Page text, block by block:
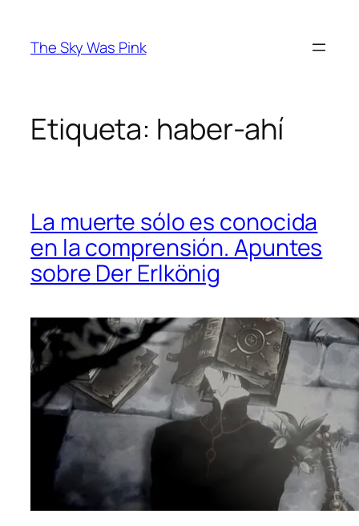
contenido
The Sky Was Pink
Etiqueta: haber-ahí
La muerte sólo es conocida
en la comprensión. Apuntes
sobre Der Erlkönig